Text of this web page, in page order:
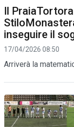
Il
inseguire il
17/04/2026 08:50
Arriverà la